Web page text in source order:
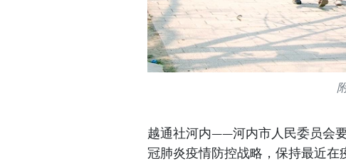
越通社河内——河内市人民委员会
冠肺炎疫情防控战略，保持最近